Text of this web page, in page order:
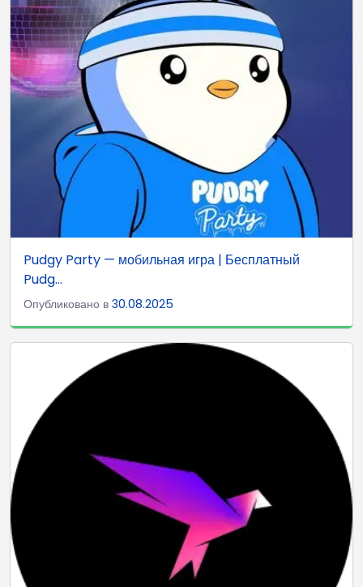
Pudgy Party — мобильная игра | Бесплатный
Pudg...
Опубликовано в 30.08.2025